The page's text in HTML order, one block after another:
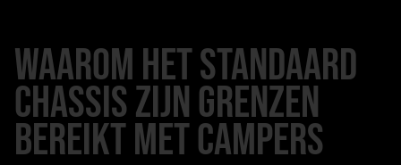
WAAROM HET STANDAARD
CHASSIS ZIJN GRENZEN
BEREIKT MET CAMPERS